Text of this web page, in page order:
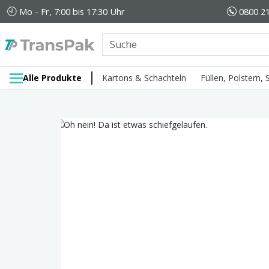
Mo - Fr, 7:00 bis 17:30 Uhr 0800
Alle Produkte Kartons & Schachteln Füllen, Polstern,